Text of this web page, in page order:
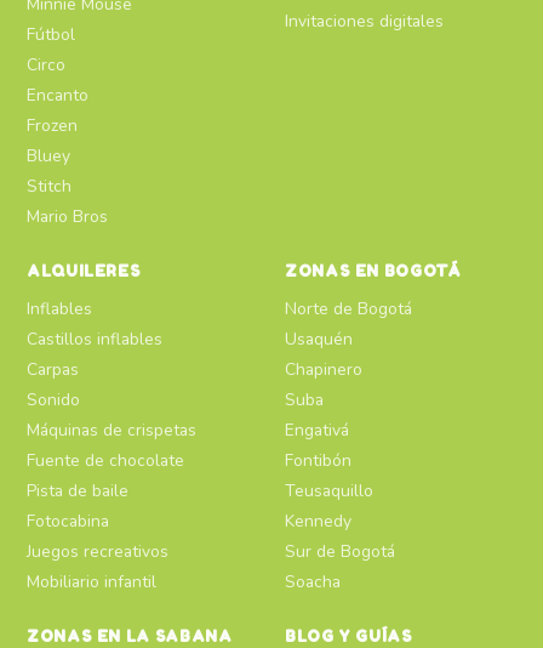
Fútbol
Circo
Encanto
Frozen
Bluey
Stitch
Mario Bros
Invitaciones digitales
ALQUILERES
Inflables
Castillos inflables
Carpas
Sonido
Máquinas de crispetas
Fuente de chocolate
Pista de baile
Fotocabina
Juegos recreativos
Mobiliario infantil
ZONAS EN BOGOTÁ
Norte de Bogotá
Usaquén
Chapinero
Suba
Engativá
Fontibón
Teusaquillo
Kennedy
Sur de Bogotá
Soacha
ZONAS EN LA SABANA BLOG Y GUÍAS